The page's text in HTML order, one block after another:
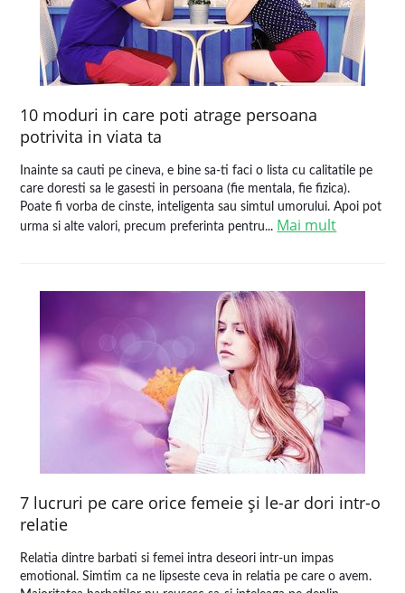
10 moduri in care poti atrage persoana
potrivita in viata ta
Inainte sa cauti pe cineva, e bine sa-ti faci o lista cu calitatile pe
care doresti sa le gasesti in persoana (fie mentala, fie fizica).
Poate fi vorba de cinste, inteligenta sau simtul umorului. Apoi pot
urma si alte valori, precum preferinta pentru... Mai mult
7 lucruri pe care orice femeie şi le-ar dori intr-o
relatie
Relatia dintre barbati si femei intra deseori intr-un impas
emotional. Simtim ca ne lipseste ceva in relatia pe care o avem.